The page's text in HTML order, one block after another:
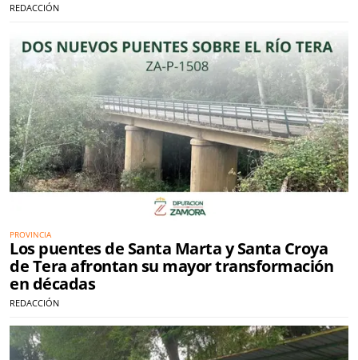
REDACCIÓN
PROVINCIA
Los puentes de Santa Marta y Santa Croya
de Tera afrontan su mayor transformación
en décadas
REDACCIÓN